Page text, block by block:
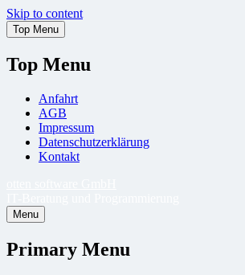
Skip to content
Top Menu
Top Menu
Anfahrt
AGB
Impressum
Datenschutzerklärung
Kontakt
Menu
Primary Menu